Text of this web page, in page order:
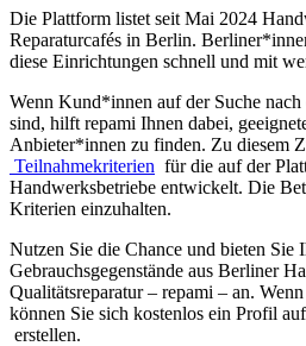
Die Plattform listet seit Mai 2024
Reparaturcafés in Berlin.
diese Einrichtungen schnell und mit
Wenn Kund*innen auf der Suche
sind, hilft repami Ihnen dabei,
Anbieter*innen zu finden. Zu diesem
Teilnahmekriterien für die auf der
Handwerksbetriebe entwickelt. Die
Kriterien einzuhalten.
Nutzen Sie die Chance und bieten Sie
Gebrauchsgegenstände aus Berliner
Qualitätsreparatur – repami – an.
können Sie sich kostenlos ein Profil auf
erstellen.